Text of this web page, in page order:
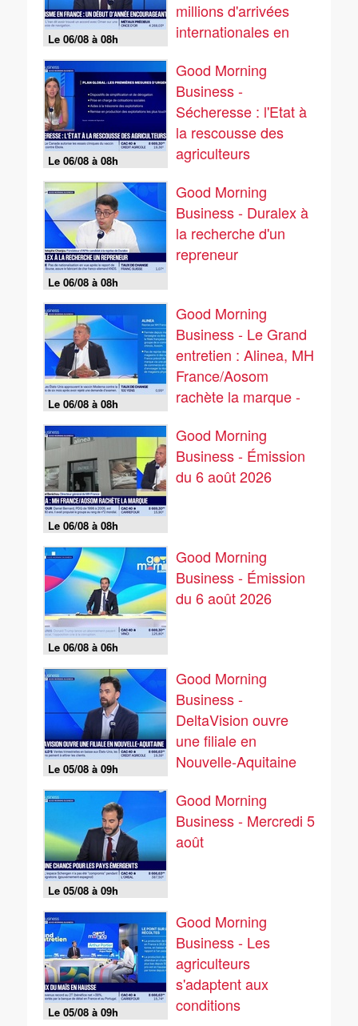
Le 06/08 à 08h
millions d'arrivées
internationales en
Le 06/08 à 08h
Good Morning
Business -
Sécheresse : l'Etat à
la rescousse des
agriculteurs
Le 06/08 à 08h
Good Morning
Business - Duralex à
la recherche d'un
repreneur
Le 06/08 à 08h
Good Morning
Business - Le Grand
entretien : Alinea, MH
France/Aosom
rachète la marque -
Le 06/08 à 08h
Good Morning
Business - Émission
du 6 août 2026
Le 06/08 à 06h
Good Morning
Business - Émission
du 6 août 2026
Le 05/08 à 09h
Good Morning
Business -
DeltaVision ouvre
une filiale en
Nouvelle-Aquitaine
Le 05/08 à 09h
Good Morning
Business - Mercredi 5
août
Le 05/08 à 09h
Good Morning
Business - Les
agriculteurs
s'adaptent aux
conditions